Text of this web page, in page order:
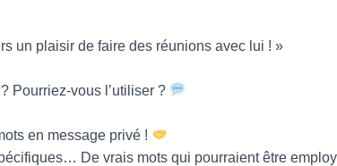
un plaisir de faire des réunions avec lui ! »
Pourriez-vous l’utiliser ?
en message privé !
De vrais mots qui pourraient être